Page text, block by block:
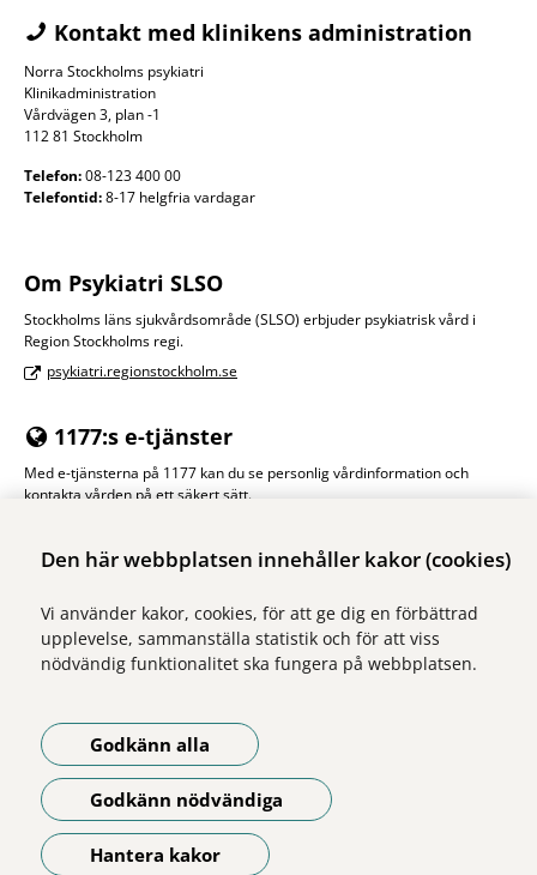
Den här webbplatsen innehåller kakor (cookies)
Vi använder kakor, cookies, för att ge dig en förbättrad
upplevelse, sammanställa statistik och för att viss
nödvändig funktionalitet ska fungera på webbplatsen.
Godkänn alla
Godkänn nödvändiga
Hantera kakor
Kontakt med klinikens administration
Norra Stockholms psykiatri
Klinikadministration
Vårdvägen 3, plan -1
112 81 Stockholm
Telefon:08-123 400 00
Telefontid:8-17 helgfria vardagar
Om Psykiatri SLSO
Stockholms läns sjukvårdsområde (SLSO) erbjuder psykiatrisk vård i
Region Stockholms regi.
psykiatri.regionstockholm.se
1177:s e-tjänster
Med e-tjänsterna på 1177 kan du se personlig vårdinformation och
kontakta vården på ett säkert sätt.
Samtliga bilder på webbplatsen är tagna av fotograf Yanan Li om inget
annat namn anges.
Om webbplatsen
Tillgänglighetsredogörelse